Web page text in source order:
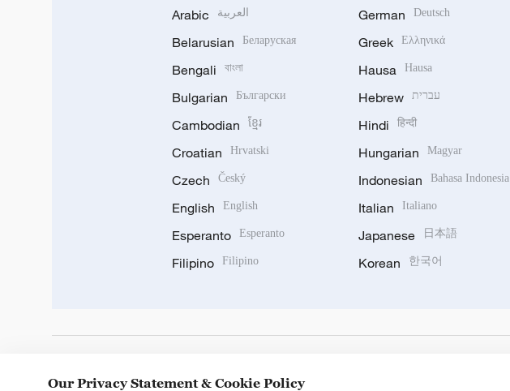
Arabic العربية
Belarusian Беларуская
Bengali বাংলা
Bulgarian Български
Cambodian ខ្មែរ
Croatian Hrvatski
Czech Český
English English
Esperanto Esperanto
Filipino Filipino
German Deutsch
Greek Ελληνικά
Hausa Hausa
Hebrew עברית
Hindi हिन्दी
Hungarian Magyar
Indonesian Bahasa Indonesia
Italian Italiano
Japanese 日本語
Korean 한국어
Our Privacy Statement & Cookie Policy